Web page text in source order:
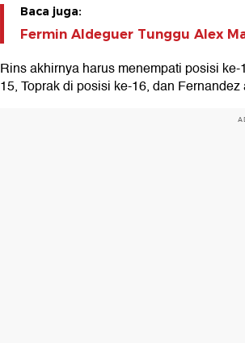
Baca juga:
Fermin Aldeguer Tunggu Alex
Rins akhirnya harus menempati posisi ke-
15, Toprak di posisi ke-16, dan